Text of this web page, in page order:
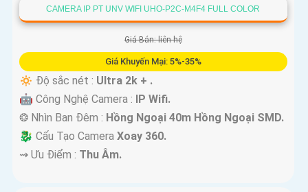
CAMERA IP PT UNV WIFI UHO-P2C-M4F4 FULL COLOR
Giá Bán: liên hệ
Giá Khuyến Mại: 5%-35%
🔅 Độ sắc nét : Ultra 2k + .
🤖️ Công Nghệ Camera : IP Wifi.
❂ Nhìn Ban Đêm : Hồng Ngoại 40m Hồng Ngoại SMD.
🐉️ Cấu Tạo Camera Xoay 360.
️⇝ Ưu Điểm : Thu Âm.